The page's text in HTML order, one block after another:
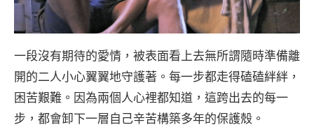
一段沒有期待的愛情，被表面看上去無所謂隨時準備離
開的二人小心翼翼地守護著。每一步都走得磕磕絆絆，
困苦艱難。因為兩個人心裡都知道，這跨出去的每一
步，都會卸下一層自己辛苦構築多年的保護殼。